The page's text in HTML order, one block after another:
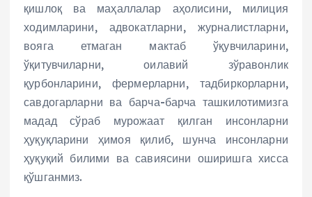
қишлоқ ва маҳаллалар аҳолисини, милиция
ходимларини, адвокатларни, журналистларни,
вояга етмаган мактаб ўқувчиларини,
ўқитувчиларни, оилавий зўравонлик
қурбонларини, фермерларни, тадбиркорларни,
савдогарларни ва барча-барча ташкилотимизга
мадад сўраб мурожаат қилган инсонларни
ҳуқуқларини ҳимоя қилиб, шунча инсонларни
ҳуқуқий билими ва савиясини оширишга хисса
қўшганмиз.